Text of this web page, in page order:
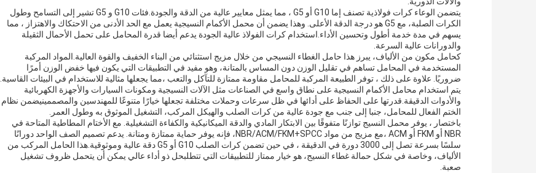
يتضمن الوعاء كرات فولاذية تصنف إما G10 أو G5 ، مما يمثل معايير عالية من الدقة والجودة.فئات G10 و G5 تشير إلى التسامح وطول
الكرات الصلبة، مع G5 هو درجة الدقة الأعلى. وهذا يضمن أن محمل الأكمام النسيجية يعمل مع الحد الأدنى من الاحتكاك والاهتزاز ، مما
يسهم في مدة خدمة أطول وتحسين الأداء.استخدام كرات الفولاذ عالية الجودة يدعم أيضا قدرة المحامل على تحمل الأحمال الثقيلة
والدورانات عالية السرعة.
كحامل مكون من الألياف، يبرز هذا حامل الغطاء النسيجي من خلال مزيج استثنائي من البناء الخفيف والقوة العالية.المواد المركبة
المستخدمة في المحامل تساهم في تقليل الوزن دون المساس بالمتانة، وهو مفيد في التطبيقات التي يكون فيها خفض الوزن أمرًا
ضروريًا. علاوة على ذلك ، توفر الطبيعة المركبة للمحامل مقاومة ممتازة للتآكل والتعب ،مما يجعلها مثالية للاستخدام في البيئات القاسية.
يتم استخدام محامل الأكمام النسيجية على نطاق واسع في الصناعات مثل الآلات النسيجية ومكونات السيارات والأجهزة الكهربائية
والأدوات الدقيقة.قدرتها على الحفاظ على أدائها في ظل سرعات وحملات مختلفة تجعلها خيارًا متنوعًا للمهندسين والمصممينيضمن نظام
الختم الفعال للمحامل، جنبا إلى جنب مع جودة عالية من كرات الصلب والهيكل المركب، التشغيل الموثوق به وطول العمر.
باختصار ، يوفر محمل النسيج توازنًا متفوقًا بين الابتكار المادي والدقة الميكانيكية والكفاءة التشغيلية. مع الأختام المطاطية المتاحة في
NBR أو FKM أو ACM ،مع مزيج من مواد NBR/ACM/FKM+SPCC، فإنه يوفر حماية ممتازة ومتانة. يدعم تصميم الصف الواحد دورانًا
سلسًا بسرعة تصل إلى 3000 دورة في الدقيقة ، في حين تضمن كرات الصلب G10 أو G5 دقة عالية وموثوقية.هذا الحامل المركب من
الألياف، وخاصة في شكل حمالة غطاء النسيج، هو خيار ممتاز للتطبيقات التي تتطلبحل ذو أداء عالي يمكن أن يتحمل ظروف تشغيل
صعبة.